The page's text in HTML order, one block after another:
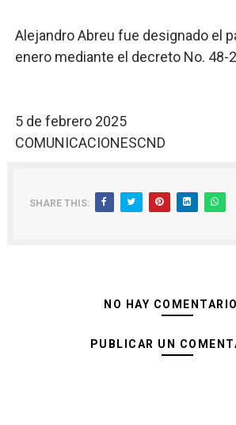
Alejandro Abreu fue designado el
enero mediante el decreto No. 48-
5 de febrero 2025
COMUNICACIONESCND
SHARE THIS:
NO HAY
PUBLICAR UN